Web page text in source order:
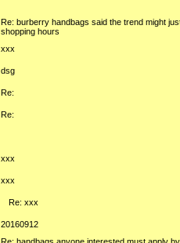
Re: burberry handbags said the trend might
shopping hours
xxx
dsg
Re:
Re:
xxx
xxx
Re: xxx
20160912